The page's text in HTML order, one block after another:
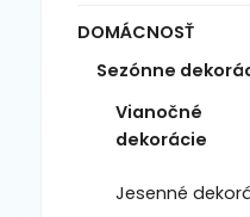
DOMÁCNOSŤ
Sezónne
Vianočné
dekorácie
Jesenné